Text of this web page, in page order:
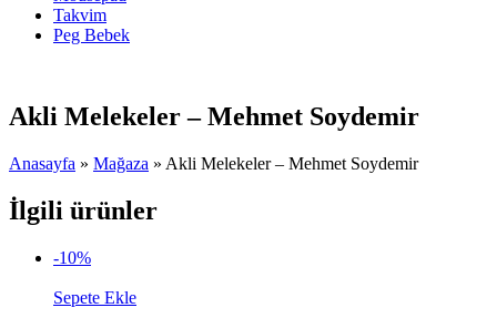
Takvim
Peg Bebek
Akli Melekeler – Mehmet Soydemir
Anasayfa » Mağaza » Akli Melekeler – Mehmet Soydemir
İlgili ürünler
-10%
Sepete Ekle